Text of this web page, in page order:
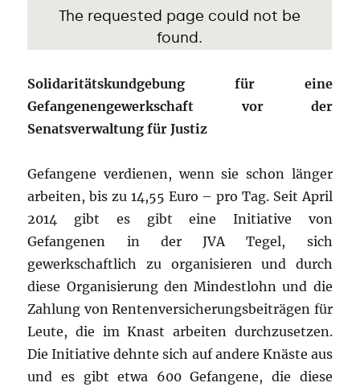
Solidaritätskundgebung für eine
Gefangenengewerkschaft vor der
Senatsverwaltung für Justiz
Gefangene verdienen, wenn sie schon länger
arbeiten, bis zu 14,55 Euro – pro Tag. Seit April
2014 gibt es gibt eine Initiative von
Gefangenen in der JVA Tegel, sich
gewerkschaftlich zu organisieren und durch
diese Organisierung den Mindestlohn und die
Zahlung von Rentenversicherungsbeiträgen für
Leute, die im Knast arbeiten durchzusetzen.
Die Initiative dehnte sich auf andere Knäste aus
und es gibt etwa 600 Gefangene, die diese